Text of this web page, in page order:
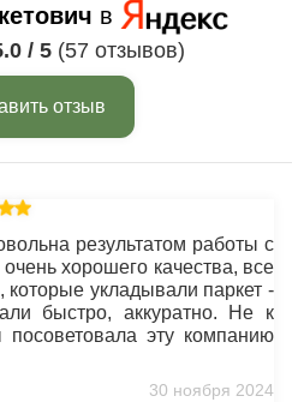
в
/ 5 (57 отзывов)
отзыв
результатом работы с
хорошего качества, все
которые укладывали паркет -
быстро, аккуратно. Не к
эту компанию
30 ноября 2024